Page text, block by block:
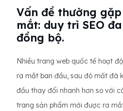
Vấn đề thường
mắt: duy trì SEO
đồng bộ.
Nhiều trang web quốc tế hoạt
ra mắt ban đầu, sau đó mất đà
đầu thay đổi nhanh hơn so với
trang sản phẩm mới được ra